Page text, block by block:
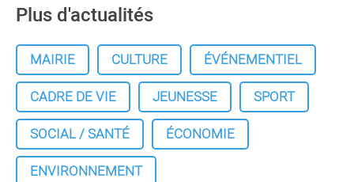
Plus d'actualités
MAIRIE CULTURE
ÉVÉNEMENTIEL
CADRE DE VIE
JEUNESSE
SPORT
SOCIAL / SANTÉ
ÉCONOMIE
ENVIRONNEMENT